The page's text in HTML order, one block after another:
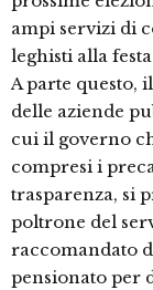
ampi servizi di
leghisti alla
A parte questo,
delle aziende
cui il governo
compresi i
trasparenza, si
poltrone del
raccomandato
pensionato per